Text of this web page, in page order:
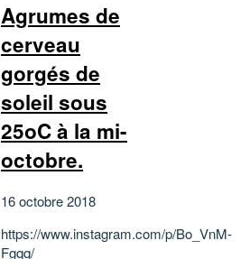
Agrumes de
cerveau
gorgés de
soleil sous
25oC à la mi-
octobre.
16 octobre 2018
https://www.instagram.com/p/Bo_VnM-
Fgqq/